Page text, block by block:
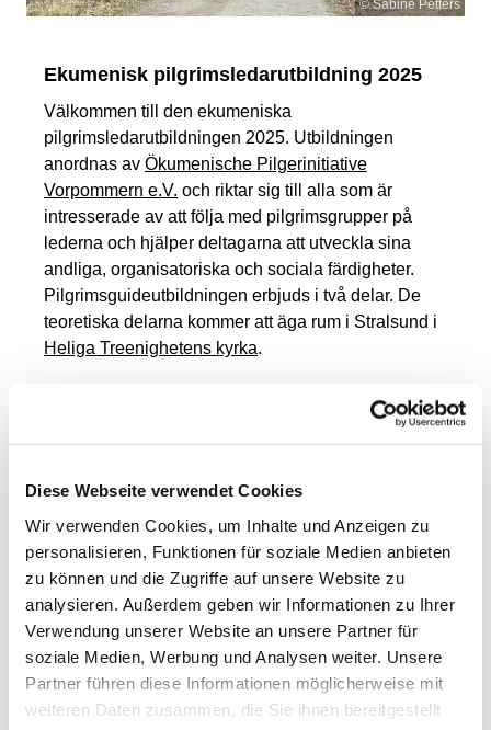
Diese Webseite verwendet Cookies
Wir verwenden Cookies, um Inhalte und Anzeigen zu
personalisieren, Funktionen für soziale Medien anbieten
zu können und die Zugriffe auf unsere Website zu
analysieren. Außerdem geben wir Informationen zu Ihrer
Verwendung unserer Website an unsere Partner für
soziale Medien, Werbung und Analysen weiter. Unsere
Partner führen diese Informationen möglicherweise mit
weiteren Daten zusammen, die Sie ihnen bereitgestellt
© Sabine Petters
Ekumenisk pilgrimsledarutbildning 2025
Välkommen till den ekumeniska
pilgrimsledarutbildningen 2025. Utbildningen
anordnas av Ökumenische Pilgerinitiative
Vorpommern e.V. och riktar sig till alla som är
intresserade av att följa med pilgrimsgrupper på
lederna och hjälper deltagarna att utveckla sina
andliga, organisatoriska och sociala färdigheter.
Pilgrimsguideutbildningen erbjuds i två delar. De
teoretiska delarna kommer att äga rum i Stralsund i
Heliga Treenighetens kyrka.
rum våren 2025, från 6 till 9 mars. Den andra delen
kommer att följa på hösten, från 23 till 26 oktober
kommer deltagarna att slutföra den praktiska delen
dagspilgrimsfärd. Denna praktiska del gör det
möjligt att tillämpa det de lärt sig direkt i praktiken
och att reflektera över och fördjupa sina erfarenheter
senare i den andra teoretiska delen.
Kostnaden för hela utbildningen är €350 och